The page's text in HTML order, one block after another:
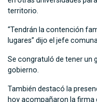
territorio.
“Tendrán la contención
lugares” dijo el jefe
Se congratuló de tener un
gobierno.
También destacó la
hoy acompañaron la firma